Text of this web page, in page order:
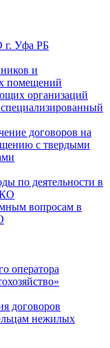
г. Уфа РБ
и
помещений
организаций
договоров на
с твердыми
по деятельности в
вопросам в
оператора
договоров
нежилых